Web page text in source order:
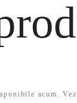
acum.